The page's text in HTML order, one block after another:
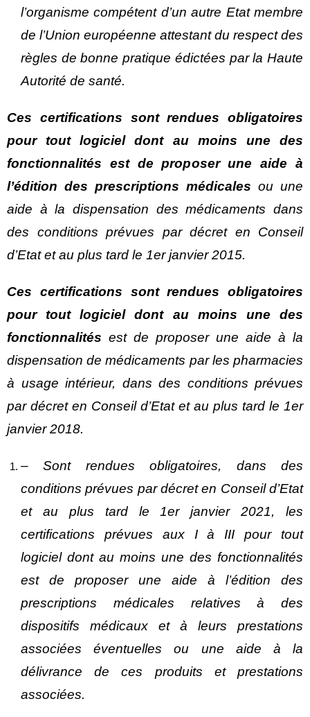
l’organisme compétent d’un autre Etat membre
de l’Union européenne attestant du respect des
règles de bonne pratique édictées par la Haute
Autorité de santé.
Ces certifications sont rendues obligatoires
pour tout logiciel dont au moins une des
fonctionnalités est de proposer une aide à
l’édition des prescriptions médicales ou une
aide à la dispensation des médicaments dans
des conditions prévues par décret en Conseil
d’Etat et au plus tard le 1er janvier 2015.
Ces certifications sont rendues obligatoires
pour tout logiciel dont au moins une des
fonctionnalités est de proposer une aide à la
dispensation de médicaments par les pharmacies
à usage intérieur, dans des conditions prévues
par décret en Conseil d’Etat et au plus tard le 1er
janvier 2018.
– Sont rendues obligatoires, dans des
conditions prévues par décret en Conseil d’Etat
et au plus tard le 1er janvier 2021, les
certifications prévues aux I à III pour tout
logiciel dont au moins une des fonctionnalités
est de proposer une aide à l’édition des
prescriptions médicales relatives à des
dispositifs médicaux et à leurs prestations
associées éventuelles ou une aide à la
délivrance de ces produits et prestations
associées.